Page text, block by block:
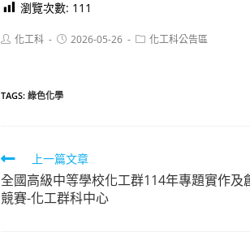
瀏覽次數: 111
Post化工科
Post2026-05-26
Post化工科公告區
TAGS:綠色化學
Read
more
articles
上一篇文章
全國高級中等學校化工群114年專題實作及
競賽-化工群科中心